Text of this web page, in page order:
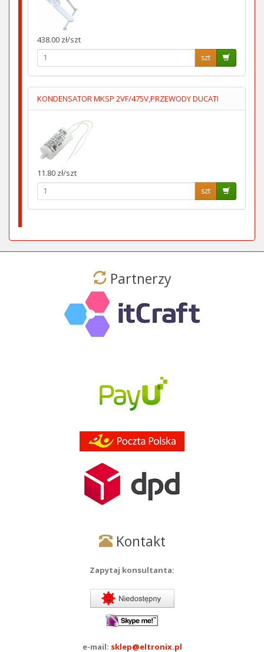
438.00 zł/szt
szt
KONDENSATOR MKSP 2VF/475V,PRZEWODY DUCATI
11.80 zł/szt
szt
Partnerzy
Kontakt
Zapytaj konsultanta:
e-mail: sklep@eltronix.pl